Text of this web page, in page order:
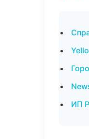
ИП